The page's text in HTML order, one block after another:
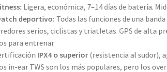
Ligera, económica, 7–14 días de batería.
deportivo: Todas las funciones de una
serios, ciclistas y triatletas. GPS de alta
para entrenar
IPX4 o superior (resistencia al sudor),
in-ear TWS son los más populares, pero los